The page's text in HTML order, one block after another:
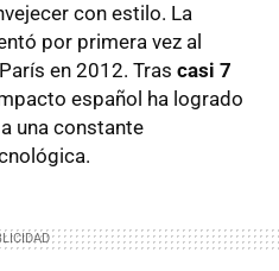
con estilo. La
por primera vez al
en 2012. Tras casi 7
español ha logrado
una constante